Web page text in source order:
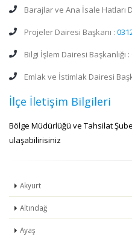
Barajlar ve Ana İsale Hatları
Projeler Dairesi Başkanı :
Bilgi İşlem Dairesi Başkanlığı :
Emlak ve İstimlak Dairesi
İlçe İletişim Bilgileri
Bölge Müdürlüğü ve Tahsilat
ulaşabilirisiniz
Akyurt
Altındağ
Ayaş